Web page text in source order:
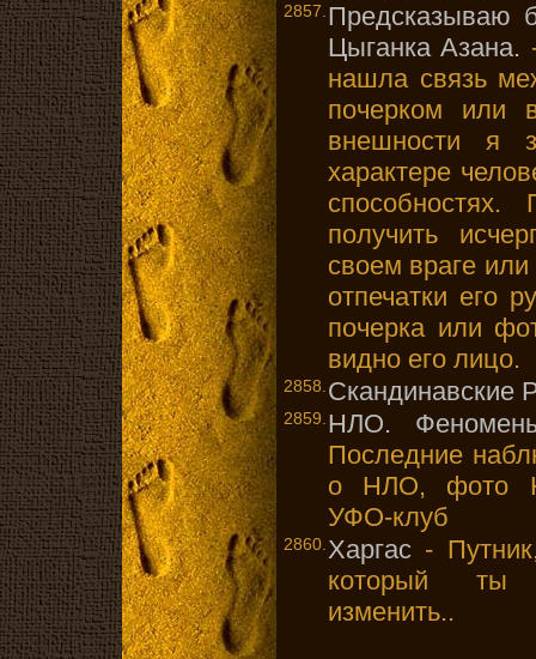
2857. Предсказываю
Цыганка Азана.
нашла связь
почерком или
внешности я
характере
получить
своем враге
отпечатки его
почерка или
видно его лицо.
2858. Скандинавские
2859. НЛО.
Последние
о НЛО, фото
УФО-клуб
2860. Харгас -
который ты
изменить..